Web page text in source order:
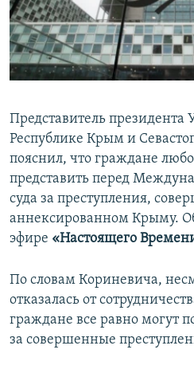
ELIFBE
УКРАИНСКАЯ ПРОБЛЕМА КРЫМА
Все сайты RFE/RL
Представитель
Республике Крым и
пояснил, что граждане
представить перед
суда за преступления,
аннексированном Крыму.
эфире «Настоящего
По словам Кориневича,
отказалась от
граждане все равно могут
за совершенные